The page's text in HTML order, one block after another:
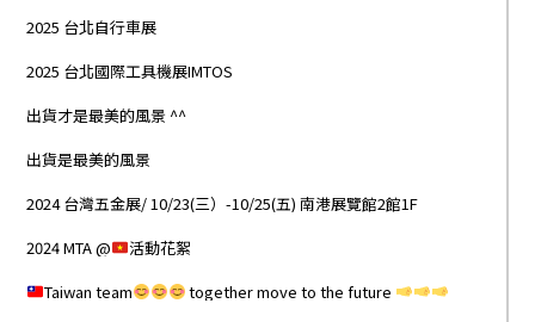
2025 台北自行車展
2025 台北國際工具機展IMTOS
出貨才是最美的風景 ^^
出貨是最美的風景
2024 台灣五金展/ 10/23(三）-10/25(五) 南港展覽館2館1F
2024 MTA @
活動花絮
Taiwan team
together move to the future